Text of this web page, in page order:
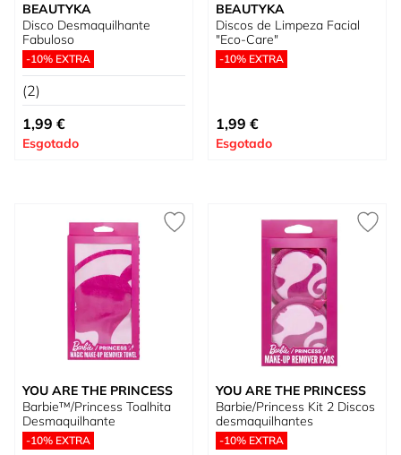
BEAUTYKA
Disco Desmaquilhante
Fabuloso
-10% EXTRA
(2)
1,99 €
Esgotado
BEAUTYKA
Discos de Limpeza Facial
"Eco-Care"
-10% EXTRA
1,99 €
Esgotado
YOU ARE THE PRINCESS
Barbie™/Princess Toalhita
Desmaquilhante
-10% EXTRA
YOU ARE THE PRINCESS
Barbie/Princess Kit 2 Discos
desmaquilhantes
-10% EXTRA